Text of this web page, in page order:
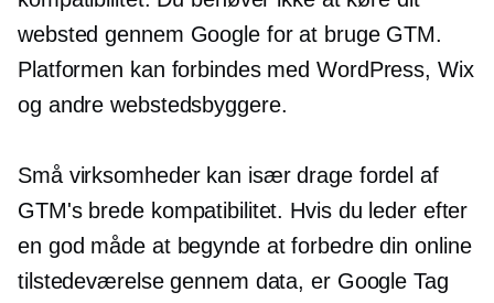
websted gennem Google for at bruge GTM.
Platformen kan forbindes med WordPress, Wix
og andre webstedsbyggere.
Små virksomheder kan især drage fordel af
GTM's brede kompatibilitet. Hvis du leder efter
en god måde at begynde at forbedre din online
tilstedeværelse gennem data, er Google Tag